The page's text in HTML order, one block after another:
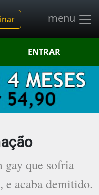
menu
ENTRAR
gay que sofria
e acaba demitido.